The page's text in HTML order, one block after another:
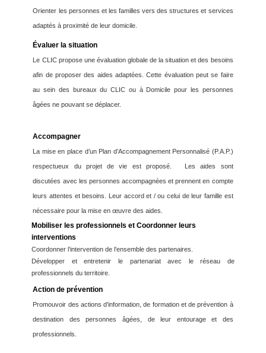
Orienter les personnes et les familles vers des structures et services
adaptés à proximité de leur domicile.
Évaluer la situation
Le CLIC propose une évaluation globale de la situation et des besoins
afin de proposer des aides adaptées. Cette évaluation peut se faire
au sein des bureaux du CLIC ou à Domicile pour les personnes
âgées ne pouvant se déplacer.
Accompagner
La mise en place d’un Plan d’Accompagnement Personnalisé (P.A.P.)
respectueux du projet de vie est proposé. Les aides sont
discutées avec les personnes accompagnées et prennent en compte
leurs attentes et besoins. Leur accord et / ou celui de leur famille est
nécessaire pour la mise en œuvre des aides.
Mobiliser les professionnels et Coordonner leurs
interventions
Coordonner l’intervention de l’ensemble des partenaires.
Développer et entretenir le partenariat avec le réseau de
professionnels du territoire.
Action de prévention
Promouvoir des actions d’information, de formation et de prévention à
destination des personnes âgées, de leur entourage et des
professionnels.